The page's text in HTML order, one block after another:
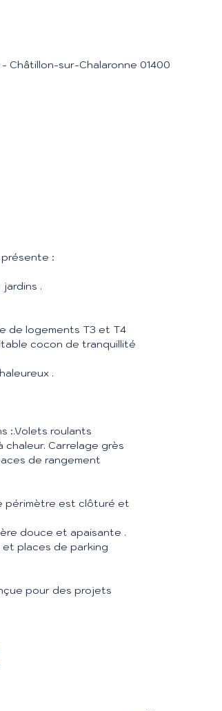
Châtillon-sur-Chalaronne 01400
présente :
.
de logements T3 et T4
cocon de tranquillité
.
:.Volets roulants
chaleur. Carrelage grès
de rangement
périmètre est clôturé et
douce et apaisante .
places de parking
pour des projets